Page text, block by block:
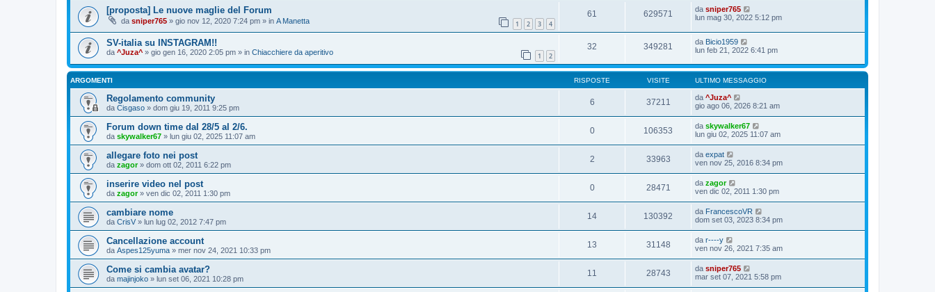
[proposta] Le nuove maglie del Forum
da sniper765 » gio nov 12, 2020 7:24 pm » in A Manetta 1 2 3 4
61 629571 da sniper765
lun mag 30, 2022 5:12 pm
SV-italia su INSTAGRAM!!
da ^Juza^ » gio gen 16, 2020 2:05 pm » in Chiacchiere da aperitivo 1 2
32 349281 da Bicio1959
lun feb 21, 2022 6:41 pm
ARGOMENTI RISPOSTE VISITE ULTIMO MESSAGGIO
Regolamento community
da Cisgaso » dom giu 19, 2011 9:25 pm
6 37211 da ^Juza^
gio ago 06, 2026 8:21 am
Forum down time dal 28/5 al 2/6.
da skywalker67 » lun giu 02, 2025 11:07 am
0 106353 da skywalker67
lun giu 02, 2025 11:07 am
allegare foto nei post
da zagor» dom ott 02, 2011 6:22 pm
2 33963 da expat
ven nov 25, 2016 8:34 pm
inserire video nel post
da zagor» ven dic 02, 2011 1:30 pm
0 28471 da zagor
ven dic 02, 2011 1:30 pm
cambiare nome
da CrisV » lun lug 02, 2012 7:47 pm
14 130392 da FrancescoVR
dom set 03, 2023 8:34 pm
Cancellazione account
da Aspes125yuma » mer nov 24, 2021 10:33 pm
13 31148 da r----y
ven nov 26, 2021 7:35 am
Come si cambia avatar?
da majinjoko » lun set 06, 2021 10:28 pm
11 28743 da sniper765
mar set 07, 2021 5:58 pm